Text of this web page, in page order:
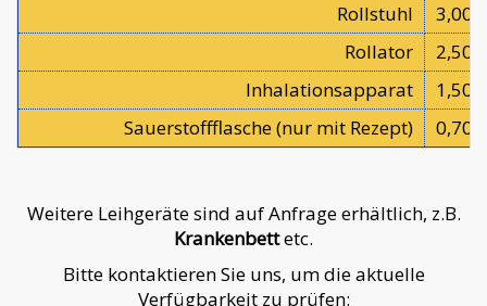
Rollstuhl
3,00 €
Rollator
2,50 €
Inhalationsapparat
1,50
Sauerstoffflasche (nur mit Rezept)
0,70
Weitere Leihgeräte sind auf Anfrage erhältlich, z.B.
Krankenbettetc.
Bitte kontaktieren Sie uns, um die aktuelle
Verfügbarkeit zu prüfen: